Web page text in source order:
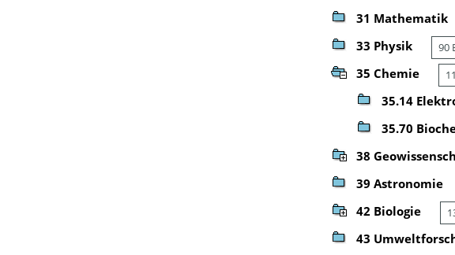
31 Mathematik
33 Physik 90
35 Chemie
35.14
35.70
38
39 Astronomie
42 Biologie
43